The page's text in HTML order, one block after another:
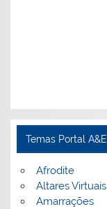
Temas Portal A&E
Afrodite
Altares Virtuais
Amarrações